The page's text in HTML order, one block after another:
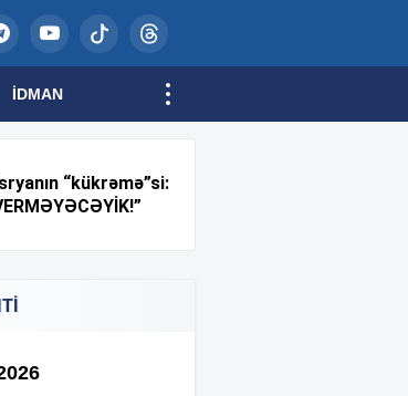
İDMAN
“kükrəmə”si: